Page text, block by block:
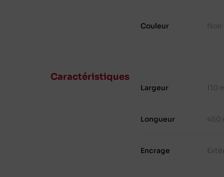
Couleur Noir
Caractéristiques
Largeur 110
Longueur 450
Encrage